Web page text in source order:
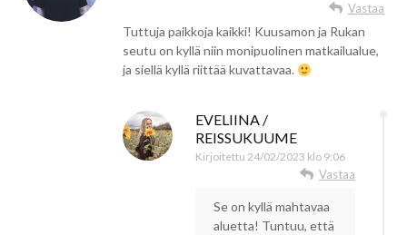
Vastaa
Tuttuja paikkoja kaikki! Kuusamon ja Rukan
seutu on kyllä niin monipuolinen matkailualue,
ja siellä kyllä riittää kuvattavaa.
EVELIINA /
REISSUKUUME
Kirjoitettu 24/02/2023 klo 9:06
Vastaa
Se on kyllä mahtavaa
aluetta! Tuntuu, että